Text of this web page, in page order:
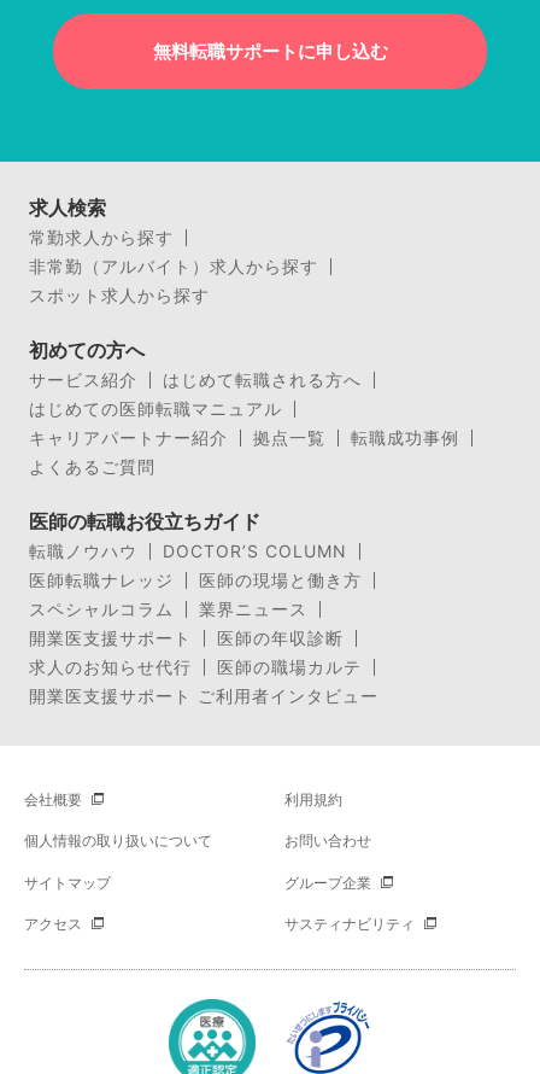
無料転職サポートに申し込む
求人検索
常勤求人から探す
非常勤（アルバイト）求人から探す
スポット求人から探す
初めての方へ
サービス紹介
はじめて転職される方へ
はじめての医師転職マニュアル
キャリアパートナー紹介
拠点一覧
転職成功事例
よくあるご質問
医師の転職お役立ちガイド
転職ノウハウ
DOCTOR’S COLUMN
医師転職ナレッジ
医師の現場と働き方
スペシャルコラム
業界ニュース
開業医支援サポート
医師の年収診断
求人のお知らせ代行
医師の職場カルテ
開業医支援サポート ご利用者インタビュー
会社概要 利用規約
個人情報の取り扱いについて お問い合わせ
サイトマップ グループ企業
アクセス サスティナビリティ